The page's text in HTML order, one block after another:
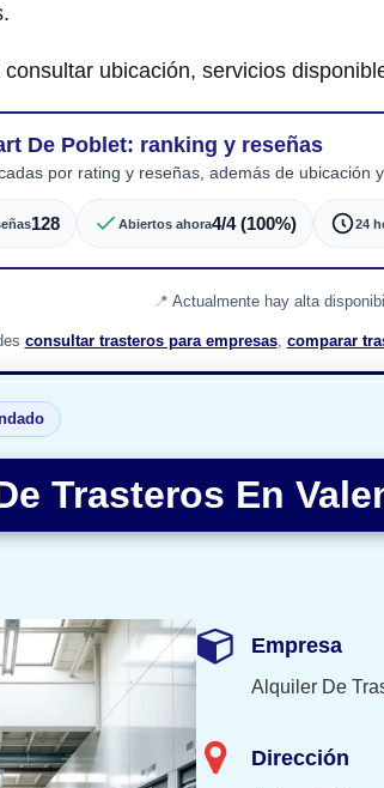
ubicación, servicios
De Poblet: ranking y reseñas
por rating y reseñas, además de ubicación
128 Abiertos ahora4/4 (100%) 24
Actualmente hay alta
consultar trasteros para empresas, comparar
Trasteros En
Empresa
Alquiler De
Dirección